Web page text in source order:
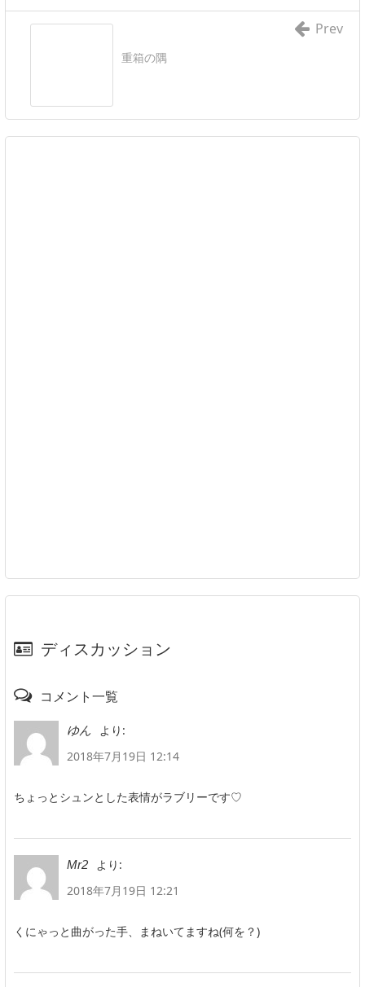
重箱の隅
Prev
ディスカッション
コメント一覧
ゆん
より:
2018年7月19日 12:14
ちょっとシュンとした表情がラブリーです♡
Mr2
より:
2018年7月19日 12:21
くにゃっと曲がった手、まねいてますね(何を？)